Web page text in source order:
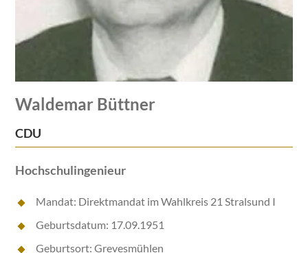
Waldemar Büttner
CDU
Hochschulingenieur
Mandat: Direktmandat im Wahlkreis 21 Stralsund I
Geburtsdatum: 17.09.1951
Geburtsort: Grevesmühlen